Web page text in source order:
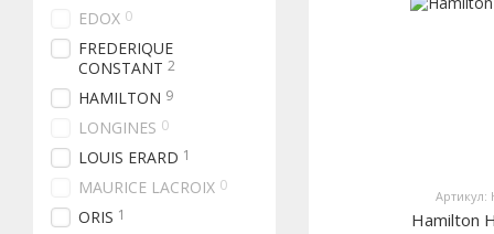
Артикул:
Hamilton
EDOX 0
FREDERIQUE
CONSTANT 2
HAMILTON 9
LONGINES 0
LOUIS ERARD 1
MAURICE LACROIX 0
ORIS 1